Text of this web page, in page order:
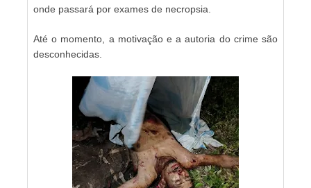
onde passará por exames de necropsia.
Até o momento, a motivação e a autoria do crime são
desconhecidas.